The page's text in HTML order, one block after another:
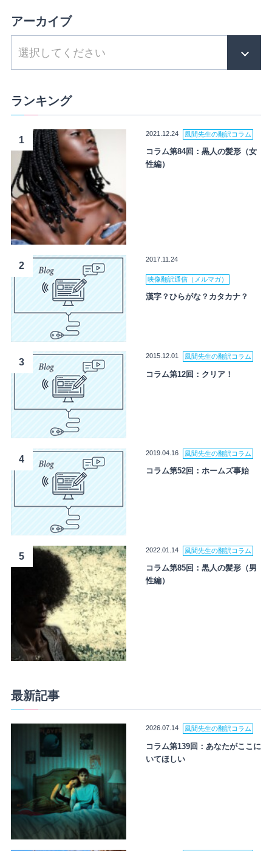
アーカイブ
ランキング
1
2021.12.24 風間先生の翻訳コラム
コラム第84回：黒人の髪形（女
性編）
2
2017.11.24
映像翻訳通信（メルマガ）
漢字？ひらがな？カタカナ？
3
2015.12.01 風間先生の翻訳コラム
コラム第12回：クリア！
4
2019.04.16 風間先生の翻訳コラム
コラム第52回：ホームズ事始
5
2022.01.14 風間先生の翻訳コラム
コラム第85回：黒人の髪形（男
性編）
最新記事
2026.07.14 風間先生の翻訳コラム
コラム第139回：あなたがここに
いてほしい